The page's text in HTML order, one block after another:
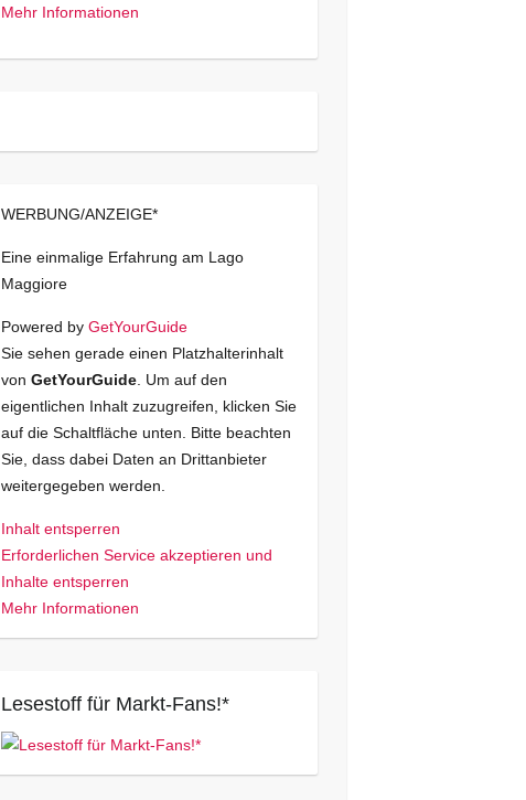
Mehr Informationen
WERBUNG/ANZEIGE*
Eine einmalige Erfahrung am Lago
Maggiore
Powered by GetYourGuide
Sie sehen gerade einen Platzhalterinhalt
von GetYourGuide. Um auf den
eigentlichen Inhalt zuzugreifen, klicken Sie
auf die Schaltfläche unten. Bitte beachten
Sie, dass dabei Daten an Drittanbieter
weitergegeben werden.
Inhalt entsperren
Erforderlichen Service akzeptieren und
Inhalte entsperren
Mehr Informationen
Lesestoff für Markt-Fans!*